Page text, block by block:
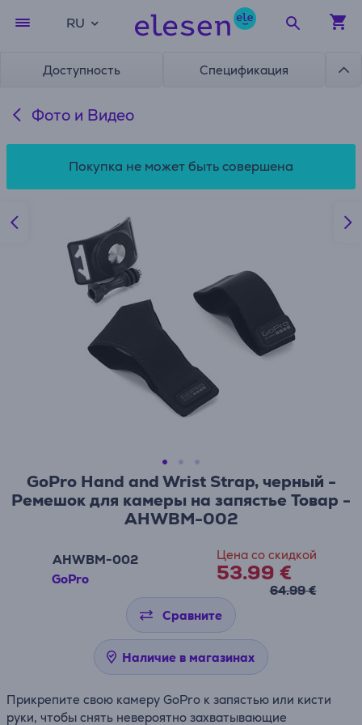
RU
Доступность Спецификация
Фото и Видео
Покупка не может быть совершена
GoPro Hand and Wrist Strap, черный -
Ремешок для камеры на запястье Товар -
AHWBM-002
AHWBM-002
GoPro
Цена со скидкой
53.99 €
64.99 €
Сравните
Наличие в магазинах
Прикрепите свою камеру GoPro к запястью или кисти
руки, чтобы снять невероятно захватывающие